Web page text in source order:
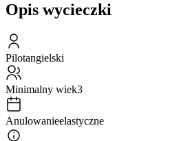
Opis wycieczki
Pilotangielski
Minimalny wiek3
Anulowanieelastyczne